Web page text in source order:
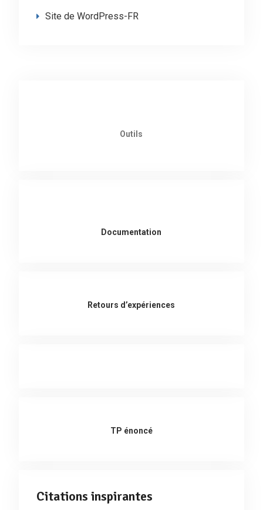
Site de WordPress-FR
Outils
Documentation
Retours d’expériences
TP énoncé
Citations inspirantes